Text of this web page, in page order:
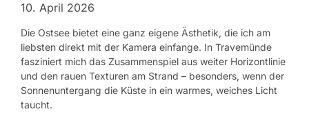
10. April 2026
Die Ostsee bietet eine ganz eigene Ästhetik, die ich am
liebsten direkt mit der Kamera einfange. In Travemünde
fasziniert mich das Zusammenspiel aus weiter Horizontlinie
und den rauen Texturen am Strand – besonders, wenn der
Sonnenuntergang die Küste in ein warmes, weiches Licht
taucht.